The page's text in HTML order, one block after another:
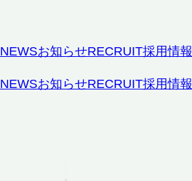
NEWSお知らせRECRUIT採用情報
NEWSお知らせRECRUIT採用情報